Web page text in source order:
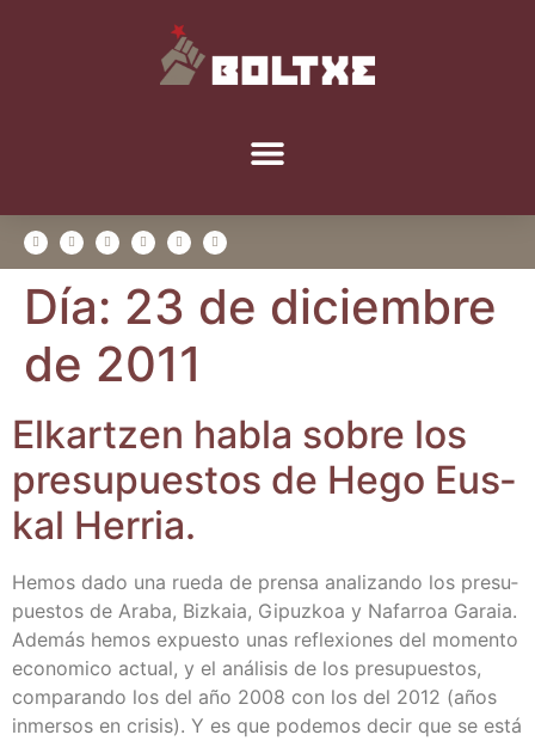
Día: 23 de diciembre
de 2011
Elkar­tzen habla sobre los
pre­su­pues­tos de Hego Eus­
kal Herria.
Hemos dado una rue­da de pren­sa ana­li­zan­do los pre­su­
pues­tos de Ara­ba, Biz­kaia, Gipuz­koa y Nafa­rroa Garaia.
Ade­más hemos expues­to unas refle­xio­nes del momen­to
eco­no­mi­co actual, y el aná­li­sis de los pre­su­pues­tos,
com­pa­ran­do los del año 2008 con los del 2012 (años
inmer­sos en cri­sis). Y es que pode­mos decir que se está